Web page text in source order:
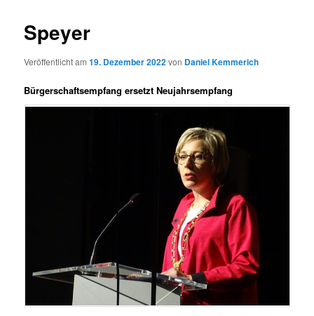
Speyer
Veröffentlicht am19. Dezember 2022von Daniel Kemmerich
Bürgerschaftsempfang ersetzt Neujahrsempfang